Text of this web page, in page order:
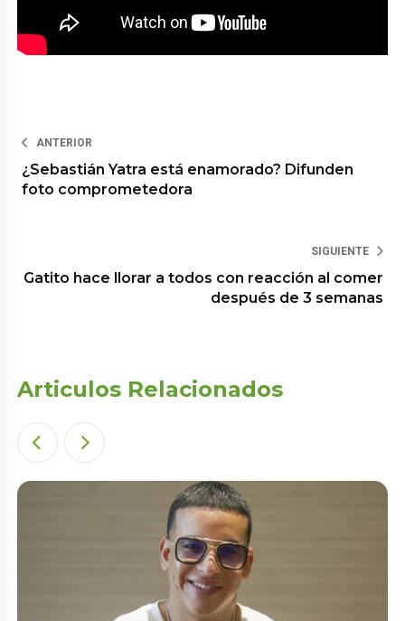
ANTERIOR
¿Sebastián Yatra está enamorado? Difunden
foto comprometedora
SIGUIENTE
Gatito hace llorar a todos con reacción al comer
después de 3 semanas
Articulos Relacionados